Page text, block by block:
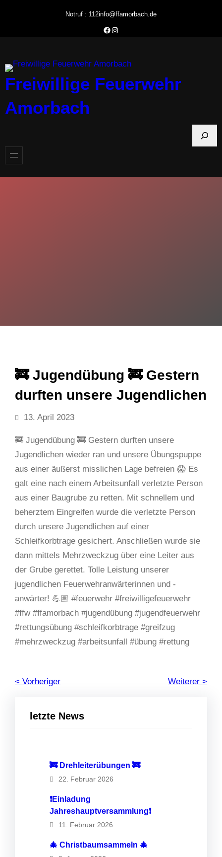
Notruf : 112info@ffamorbach.de
Facebook Feuerwehr Amorbach
Instagram Feuerwehr Amorbach
Freiwillige Feuerwehr
Amorbach
h
letzte News
🚒 Drehleiterübungen 🚒
22. Februar 2026
❗️Einladung
Jahreshauptversammlung❗️
11. Februar 2026
🎄 Christbaumsammeln 🎄
🚒 Jugendübung 🚒 Gestern
durften unsere Jugendlichen
13. April 2023
🚒 Jugendübung 🚒 Gestern durften unsere
Jugendlichen wieder ran und unsere Übungspuppe
aus einer äußerst misslichen Lage befreien 😱 Es
galt eine nach einem Arbeitsunfall verletzte Person
aus einer Baugrube zu retten. Mit schnellem und
beherztem Eingreifen wurde die verletzte Person
durch unsere Jugendlichen auf einer
Schleifkorbtrage gesichert. Anschließen wurde sie
dann mittels Mehrzweckzug über eine Leiter aus
der Grube gerettet. Tolle Leistung unserer
jugendlichen Feuerwehranwärterinnen und -
anwärter! 💪🏽 #feuerwehr #freiwilligefeuerwehr
#ffw #ffamorbach #jugendübung #jugendfeuerwehr
#rettungsübung #schleifkorbtrage #greifzug
#mehrzweckzug #arbeitsunfall #übung #rettung
< Vorheriger Weiterer >